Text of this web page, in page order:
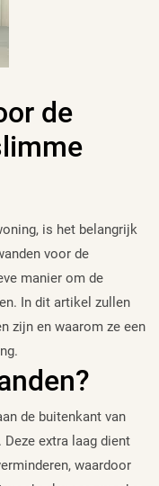
de
is het belangrijk
voor de
manier om de
In dit artikel zullen
zijn en waarom ze een
de buitenkant van
extra laag dient
waardoor